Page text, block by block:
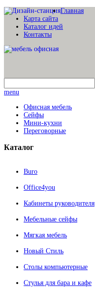
Главная
Карта сайта
Каталог идей
Контакты
menu
Офисная мебель
Сейфы
Мини-кухни
Переговорные
Каталог
Buro
Office4you
Кабинеты руководителя
Мебельные сейфы
Мягкая мебель
Новый Стиль
Столы компьютерные
Стулья для бара и кафе